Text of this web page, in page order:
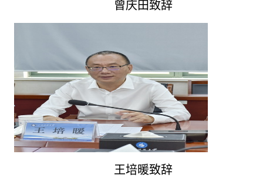
曾庆田致辞
王培暖致辞